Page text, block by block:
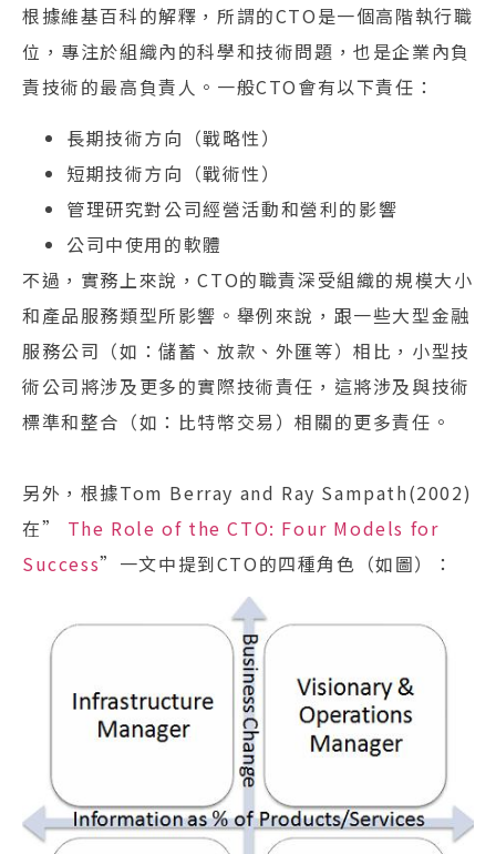
根據維基百科的解釋，所謂的CTO是一個高階執行職
位，專注於組織內的科學和技術問題，也是企業內負
責技術的最高負責人。一般CTO會有以下責任：
長期技術方向（戰略性）
短期技術方向（戰術性）
管理研究對公司經營活動和營利的影響
公司中使用的軟體
不過，實務上來說，CTO的職責深受組織的規模大小
和產品服務類型所影響。舉例來說，跟一些大型金融
服務公司（如：儲蓄、放款、外匯等）相比，小型技
術公司將涉及更多的實際技術責任，這將涉及與技術
標準和整合（如：比特幣交易）相關的更多責任。
另外，根據Tom Berray and Ray Sampath(2002)
在” The Role of the CTO: Four Models for
Success”一文中提到CTO的四種角色（如圖）：